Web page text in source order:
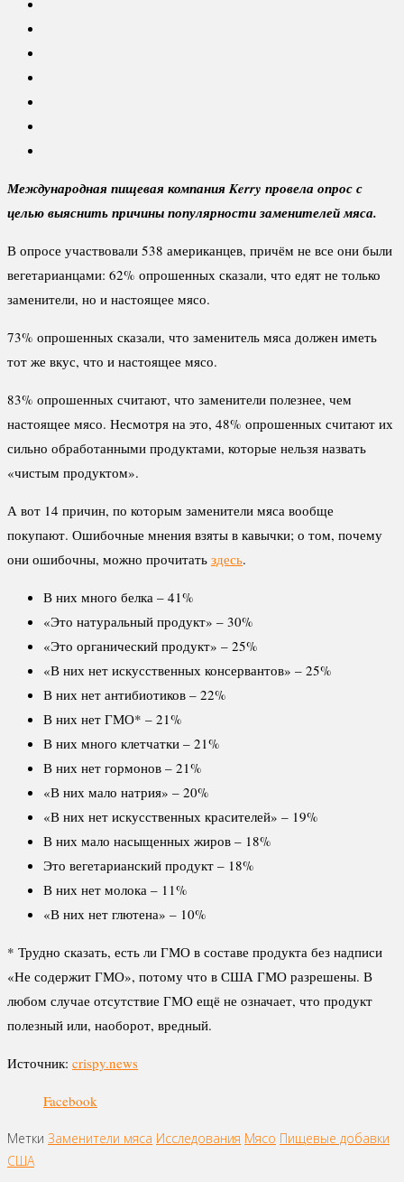
Международная пищевая компания Kerry провела опрос с
целью выяснить причины популярности заменителей мяса.
В опросе участвовали 538 американцев, причём не все они были
вегетарианцами: 62% опрошенных сказали, что едят не только
заменители, но и настоящее мясо.
73% опрошенных сказали, что заменитель мяса должен иметь
тот же вкус, что и настоящее мясо.
83% опрошенных считают, что заменители полезнее, чем
настоящее мясо. Несмотря на это, 48% опрошенных считают их
сильно обработанными продуктами, которые нельзя назвать
«чистым продуктом».
А вот 14 причин, по которым заменители мяса вообще
покупают. Ошибочные мнения взяты в кавычки; о том, почему
они ошибочны, можно прочитать здесь.
В них много белка – 41%
«Это натуральный продукт» – 30%
«Это органический продукт» – 25%
«В них нет искусственных консервантов» – 25%
В них нет антибиотиков – 22%
В них нет ГМО* – 21%
В них много клетчатки – 21%
В них нет гормонов – 21%
«В них мало натрия» – 20%
«В них нет искусственных красителей» – 19%
В них мало насыщенных жиров – 18%
Это вегетарианский продукт – 18%
В них нет молока – 11%
«В них нет глютена» – 10%
* Трудно сказать, есть ли ГМО в составе продукта без надписи
«Не содержит ГМО», потому что в США ГМО разрешены. В
любом случае отсутствие ГМО ещё не означает, что продукт
полезный или, наоборот, вредный.
Источник: crispy.news
Facebook
Метки Заменители мяса Исследования Мясо Пищевые добавки
США